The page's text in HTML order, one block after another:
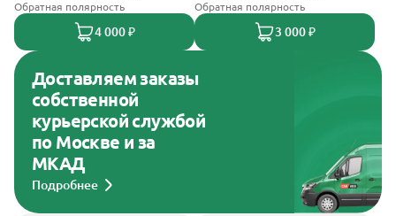
Обратная полярность
4 000 ₽
Обратная полярность
3 000 ₽
Доставляем заказы
собственной
курьерской службой
по Москве и за
МКАД
Подробнее